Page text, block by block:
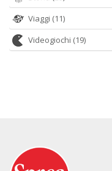
Viaggi (11)
Videogiochi (19)